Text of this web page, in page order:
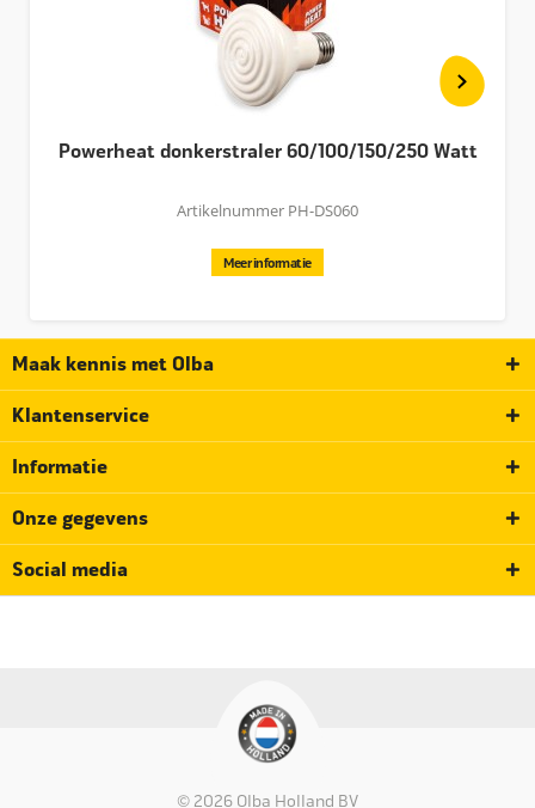
Powerheat donkerstraler 60/100/150/250 Watt
Artikelnummer PH-DS060
Meer informatie
Maak kennis met Olba
Klantenservice
Informatie
Onze gegevens
Social media
© 2026 Olba Holland BV